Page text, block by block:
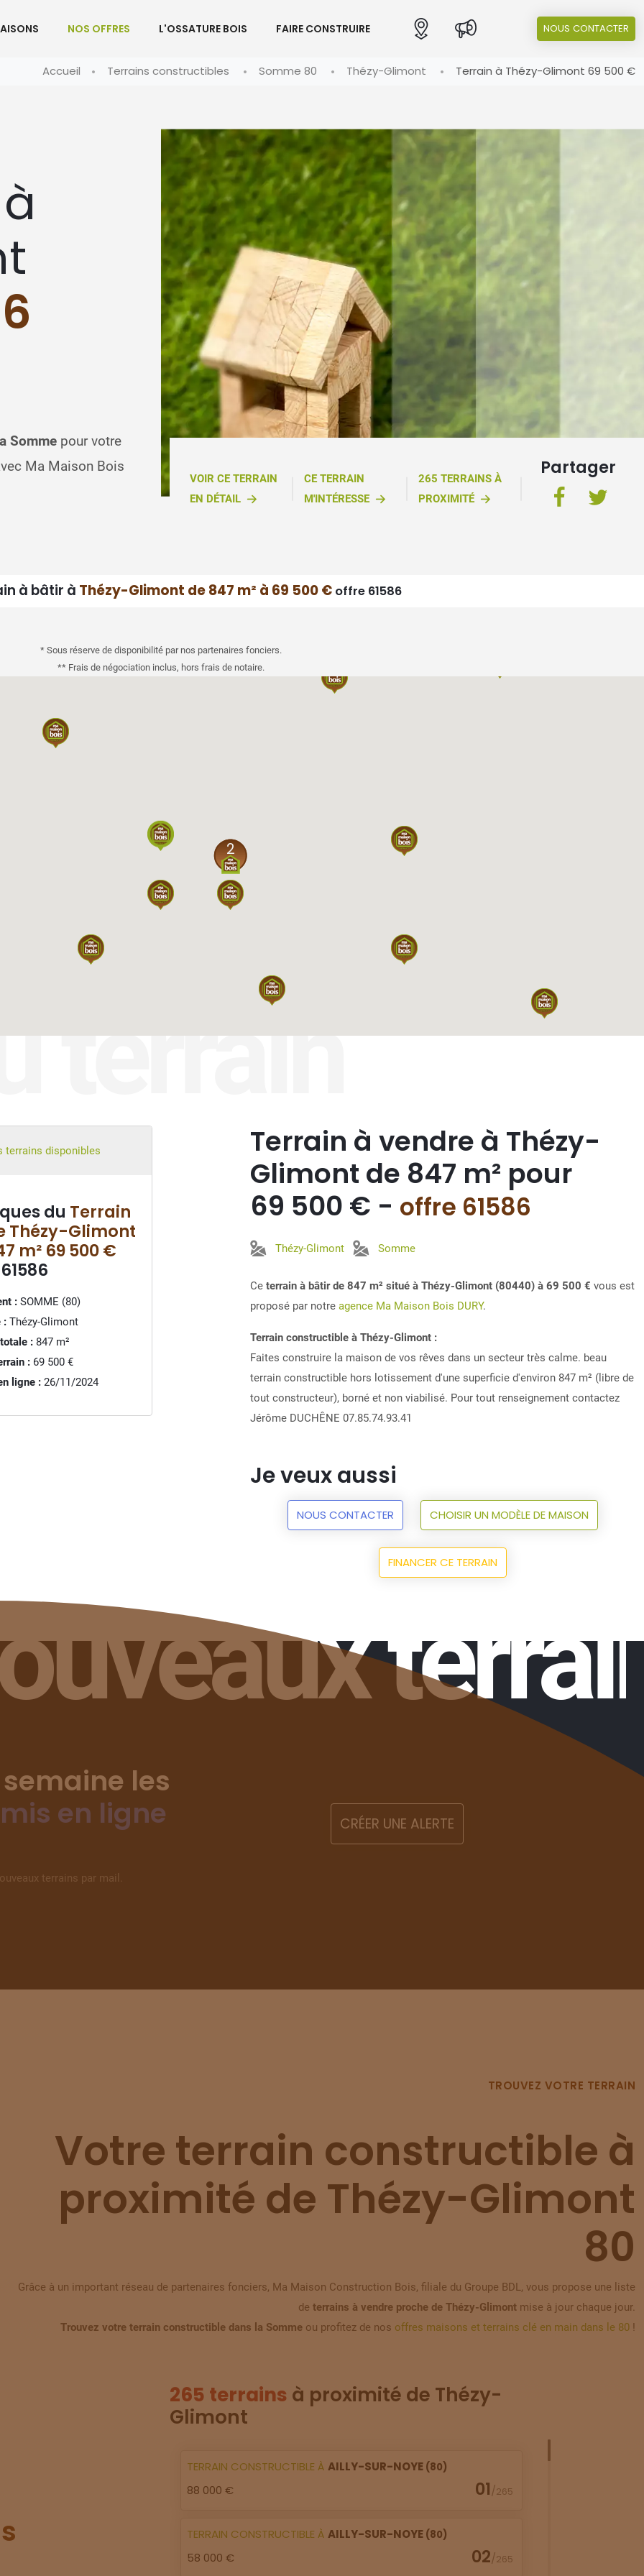
NOS OFFRES L'OSSATURE BOIS FAIRE CONSTRUIRE NOUS CONTACTER
Accueil Terrains constructibles Somme 80 Thézy-Glimont Terrain à Thézy-Glimont 69 500 €
Somme pour votre
Ma Maison Bois
VOIR CE TERRAIN
EN DÉTAIL
CE TERRAIN
M'INTÉRESSE
265 TERRAINS À
PROXIMITÉ
Partager
à bâtir à Thézy-Glimont de 847 m² à 69 500 € offre 61586
* Sous réserve de disponibilité par nos partenaires fonciers.
** Frais de négociation inclus, hors frais de notaire.
2
terrain
Terrain à vendre à Thézy-
Glimont de 847 m² pour
69 500 € - offre 61586
Thézy-Glimont Somme
Ce terrain à bâtir de 847 m² situé à Thézy-Glimont (80440) à 69 500 € vous est
proposé par notre agence Ma Maison Bois DURY.
Terrain constructible à Thézy-Glimont :
Faites construire la maison de vos rêves dans un secteur très calme. beau
terrain constructible hors lotissement d'une superficie d'environ 847 m² (libre de
tout constructeur), borné et non viabilisé. Pour tout renseignement contactez
Jérôme DUCHÊNE 07.85.74.93.41
Je veux aussi
NOUS CONTACTER CHOISIR UN MODÈLE DE MAISON
FINANCER CE TERRAIN
terrains disponibles
du Terrain
Thézy-Glimont
m² 69 500 €
:SOMME (80)
:Thézy-Glimont
: 847 m²
:69 500 €
ligne : 26/11/2024
les
en ligne
terrains par mail.
CRÉER UNE ALERTE
TROUVEZ VOTRE TERRAIN
Votre terrain constructible à
proximité de Thézy-Glimont
80
Grâce à un important réseau de partenaires fonciers, Ma Maison Construction Bois, filiale du Groupe BDL, vous propose une liste
de terrains à vendre proche de Thézy-Glimont mise à jour chaque jour.
Trouvez votre terrain constructible dans la Somme ou profitez de nos offres maisons et terrains clé en main dans le 80 !
265 terrains à proximité de Thézy-
Glimont
TERRAIN CONSTRUCTIBLE À AILLY-SUR-NOYE (80)
88 000 € 01/265
TERRAIN CONSTRUCTIBLE À AILLY-SUR-NOYE (80)
58 000 € 02/265